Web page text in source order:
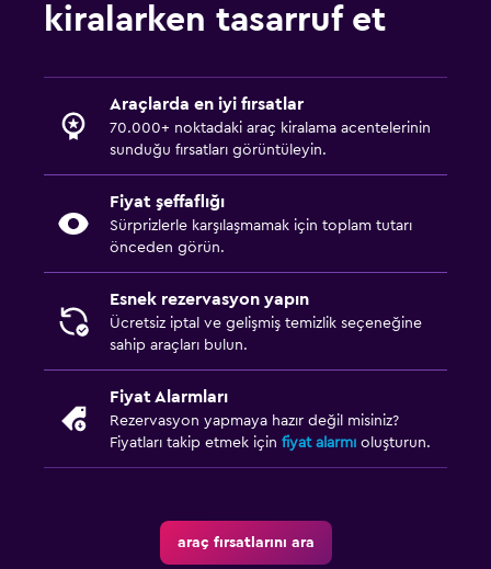
kiralarken tasarruf et
Araçlarda en iyi fırsatlar
70.000+ noktadaki araç kiralama acentelerinin
sunduğu fırsatları görüntüleyin.
Fiyat şeffaflığı
Sürprizlerle karşılaşmamak için toplam tutarı
önceden görün.
Esnek rezervasyon yapın
Ücretsiz iptal ve gelişmiş temizlik seçeneğine
sahip araçları bulun.
Fiyat Alarmları
Rezervasyon yapmaya hazır değil misiniz?
Fiyatları takip etmek için fiyat alarmı oluşturun.
araç fırsatlarını ara